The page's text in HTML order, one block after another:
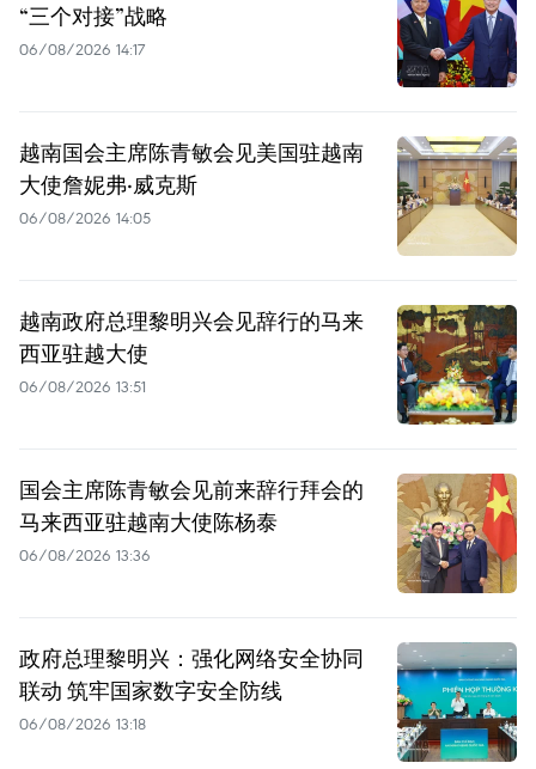
“三个对接”战略
06/08/2026 14:17
越南国会主席陈青敏会见美国驻越南
大使詹妮弗·威克斯
06/08/2026 14:05
越南政府总理黎明兴会见辞行的马来
西亚驻越大使
06/08/2026 13:51
国会主席陈青敏会见前来辞行拜会的
马来西亚驻越南大使陈杨泰
06/08/2026 13:36
政府总理黎明兴：强化网络安全协同
联动 筑牢国家数字安全防线
06/08/2026 13:18